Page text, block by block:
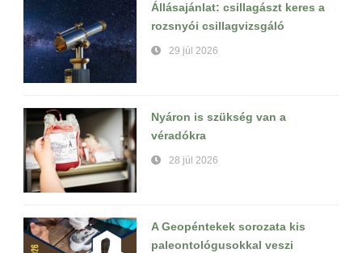
Állásajánlat: csillagászt keres a
rozsnyói csillagvizsgáló
29 júl 2026
Nyáron is szükség van a
véradókra
28 júl 2026
A Geopéntekek sorozata kis
paleontológusokkal veszi